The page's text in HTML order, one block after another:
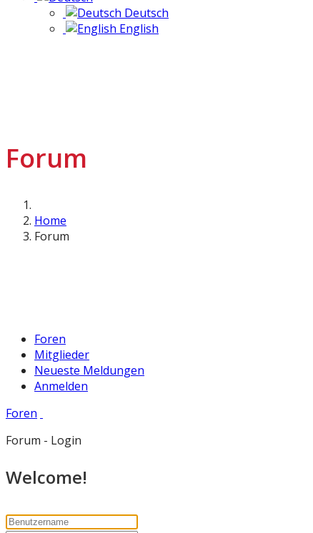
Deutsch
English
Forum
Home
Forum
Foren
Mitglieder
Neueste Meldungen
Anmelden
Foren
Forum - Login
Welcome!